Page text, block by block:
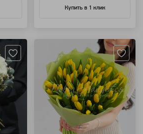
Купить в 1 клик